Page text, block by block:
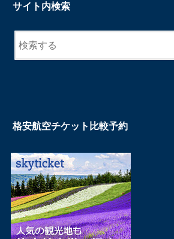
サイト内検索
格安航空チケット比較予約